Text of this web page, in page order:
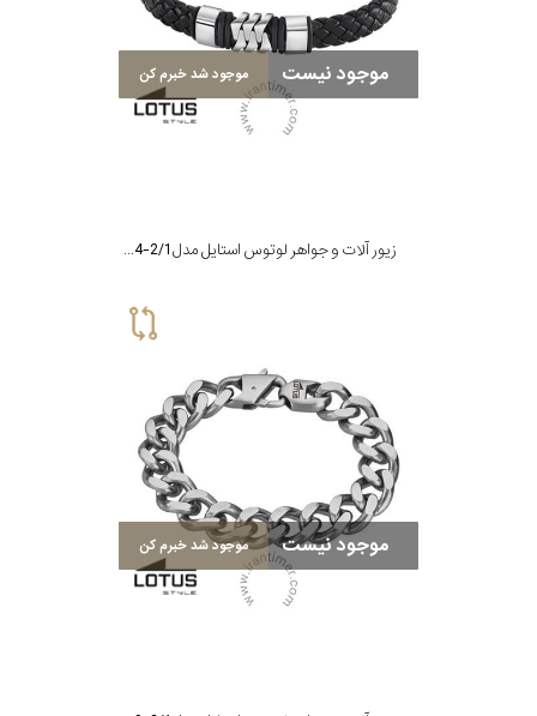
موجود نیست موجود شد خبرم کن
زیور آلات و جواهر لوتوس استایل مدل LS2104-2/1
موجود نیست موجود شد خبرم کن